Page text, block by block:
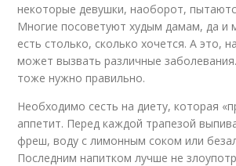
некоторые девушки, наоборот,
Многие посоветуют худым дамам, да и
есть столько, сколько хочется. А это,
может вызвать различные
тоже нужно правильно.
Необходимо сесть на диету, которая
аппетит. Перед каждой трапезой
фреш, воду с лимонным соком или
Последним напитком лучше не